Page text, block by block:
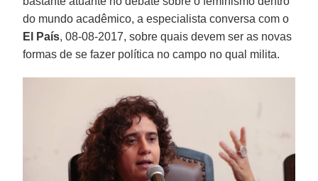
do mundo acadêmico, a especialista conversa com o
El País, 08-08-2017, sobre quais devem ser as novas
formas de se fazer política no campo no qual milita.